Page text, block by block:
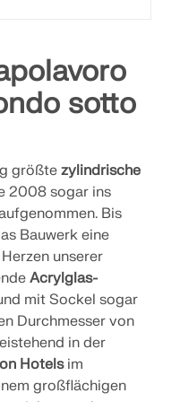
vento digitale
parametrica e
sotto
größtezylindrische
2008 sogar ins
Bis
Bauwerk eine
unserer
Acrylglas-
mit Sockel sogar
Durchmesser von
in der
Hotelsim
großflächigen